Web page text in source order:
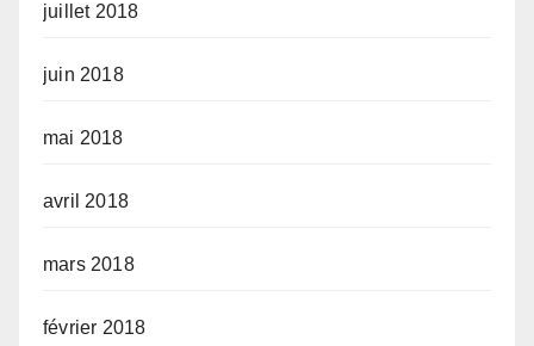
juillet 2018
juin 2018
mai 2018
avril 2018
mars 2018
février 2018